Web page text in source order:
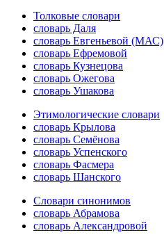
Толковые словари
словарь Даля
словарь Евгеньевой (МАС)
словарь Ефремовой
словарь Кузнецова
словарь Ожегова
словарь Ушакова
Этимологические словари
словарь Крылова
словарь Семёнова
словарь Успенского
словарь Фасмера
словарь Шанского
Словари синонимов
словарь Абрамова
словарь Александровой